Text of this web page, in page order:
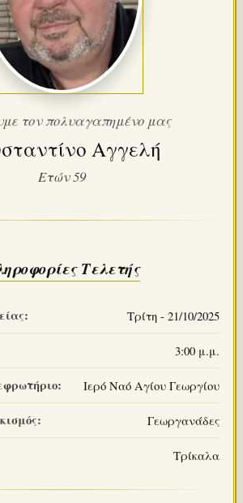
τον πολυαγαπημένο μας
Αγγελή
Ετών 59
Τελετής
Τρίτη - 21/10/2025
3:00 μ.μ.
Ιερό Ναό Αγίου Γεωργίου
Γεωργανάδες
Τρίκαλα